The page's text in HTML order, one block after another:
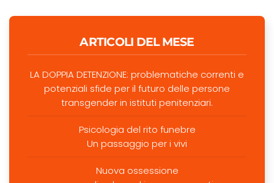
ARTICOLI DEL MESE
LA DOPPIA DETENZIONE: problematiche correnti e
potenziali sfide per il futuro delle persone
transgender in istituti penitenziari.
Psicologia del rito funebre
Un passaggio per i vivi
Nuova ossessione